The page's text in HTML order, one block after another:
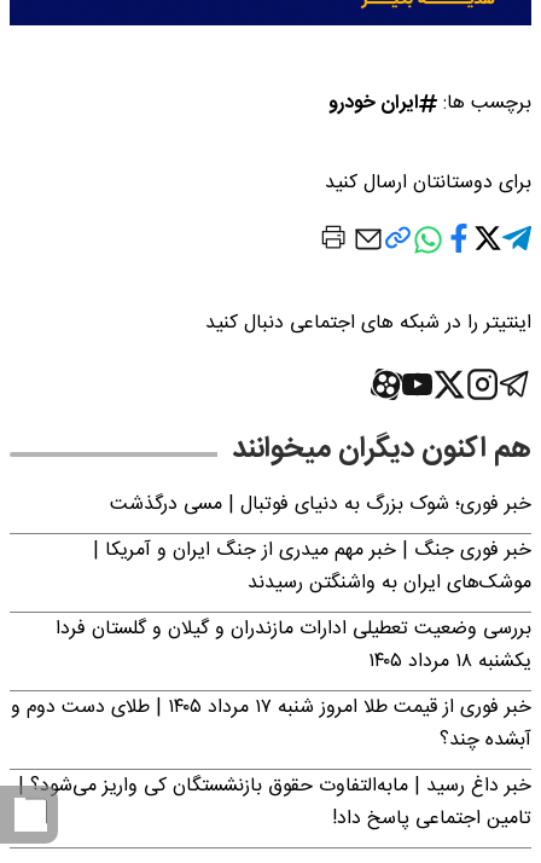
برچسب ها: ایران خودرو
برای دوستانتان ارسال کنید
اینتیتر را در شبکه های اجتماعی دنبال کنید
هم اکنون دیگران میخوانند
خبر فوری؛‌ شوک بزرگ به دنیای فوتبال | مسی درگذشت
خبر فوری جنگ | خبر مهم میدری از جنگ ایران و آمریکا |
موشک‌های ایران به واشنگتن رسیدند
بررسی وضعیت تعطیلی ادارات مازندران و گیلان و گلستان فردا
یکشنبه ۱۸ مرداد ۱۴۰۵
خبر فوری از قیمت طلا امروز شنبه ۱۷ مرداد ۱۴۰۵ | طلای دست دوم و
آبشده چند؟
خبر داغ رسید | مابه‌التفاوت حقوق بازنشستگان کی واریز می‌شود؟ |
تامین اجتماعی پاسخ داد!